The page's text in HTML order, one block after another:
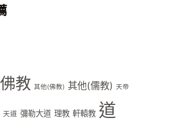
佛教 其他(佛教) 其他(儒教) 天帝
天道 彌勒大道 理教 軒轅教 道